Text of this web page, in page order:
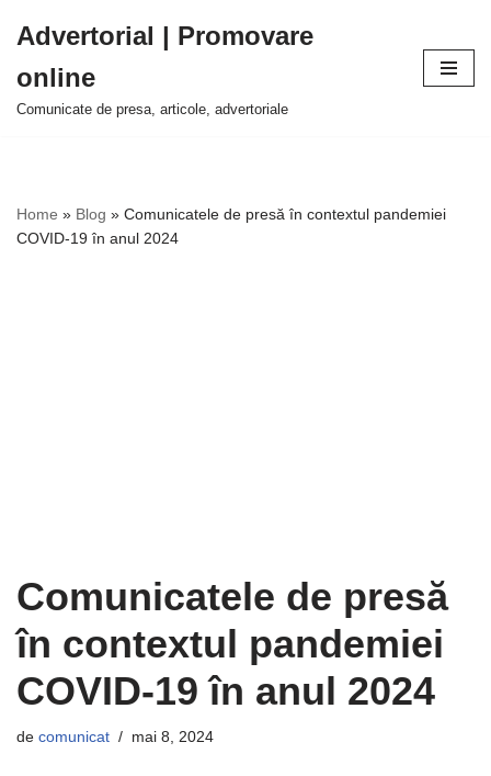
la
conținut
Advertorial | Promovare
online
Comunicate de presa, articole, advertoriale
Home » Blog » Comunicatele de presă în contextul pandemiei
COVID-19 în anul 2024
Comunicatele de presă
în contextul pandemiei
COVID-19 în anul 2024
de comunicat mai 8, 2024